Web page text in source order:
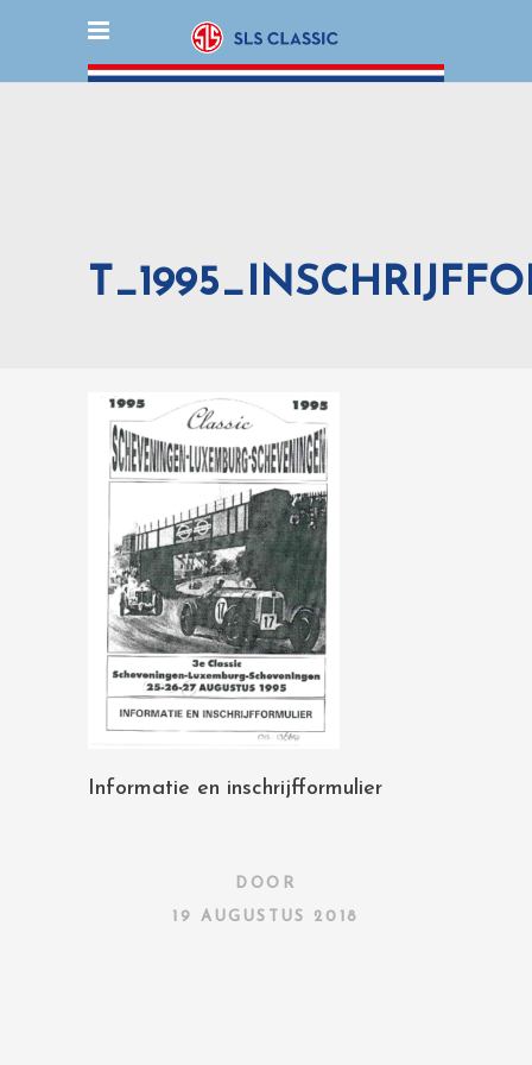
Informatie en inschrijfformulier
DOOR
19 AUGUSTUS 2018